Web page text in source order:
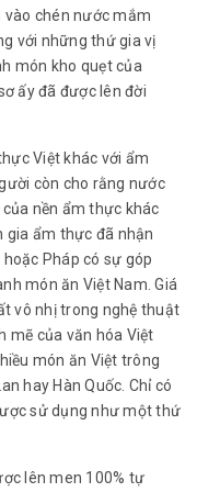
chén nước mắm
với những thứ gia vị
món kho quẹt của
ấy đã được lên đời
Việt khác với ẩm
còn cho rằng nước
nền ẩm thực khác
gia ẩm thực đã nhận
Pháp có sự góp
món ăn Việt Nam. Giá
vô nhị trong nghệ thuật
mẽ của văn hóa Việt
món ăn Việt trông
hay Hàn Quốc. Chỉ có
sử dụng như một thứ
lên men 100% tự